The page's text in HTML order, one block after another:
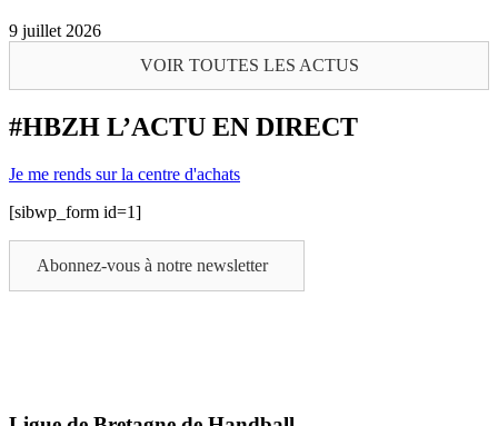
9 juillet 2026
VOIR TOUTES LES ACTUS
#HBZH L’ACTU EN DIRECT
Je me rends sur la centre d'achats
[sibwp_form id=1]
Abonnez-vous à notre newsletter